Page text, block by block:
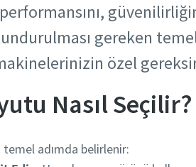
gereken
özel
Nasıl Seçilir?
adımda belirlenir: